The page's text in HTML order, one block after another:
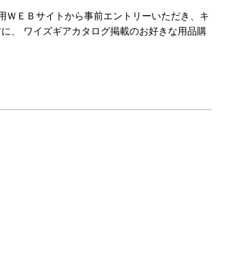
ＥＢサイトから事前エントリーいただき、キ
、 ワイズギアカタログ掲載のお好きな用品購